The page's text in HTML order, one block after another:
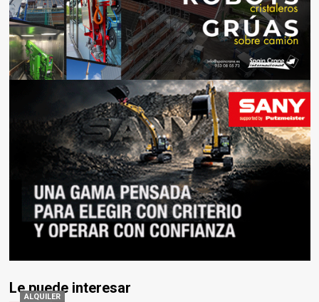
Le puede interesar
ALQUILER